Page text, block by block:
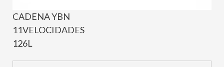
CADENA YBN
11VELOCIDADES
126L